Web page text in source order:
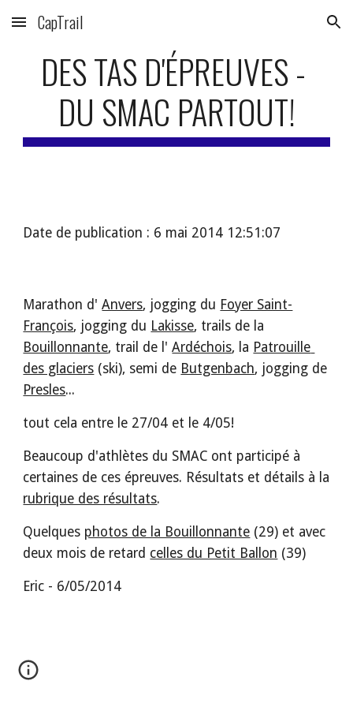
Skip to main content Skip to navigation
CapTrail
DES TAS D'ÉPREUVES -
DU SMAC PARTOUT!
Date de publication : 6 mai 2014 12:51:07
Marathon d' Anvers, jogging du Foyer Saint-
François, jogging du Lakisse
Bouillonnante, trail de l' Ardéchois, la Patrouille
des glaciers (ski), semi de Butgenbach
Presles...
tout cela entre le 27/04 et le 4/05!
Beaucoup d'athlètes du SMAC ont participé à
rubrique des résultats.
Quelques photos de la Bouillonnante (29) et avec
deux mois de retard celles du Petit Ballon (39)
Eric - 6/05/2014